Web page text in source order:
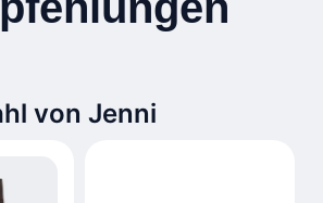
von Jenni